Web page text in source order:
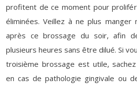
profitent de ce moment pour
éliminées. Veillez à ne plus manger
après ce brossage du soir, afin
plusieurs heures sans être dilué. Si
troisième brossage est utile,
en cas de pathologie gingivale ou